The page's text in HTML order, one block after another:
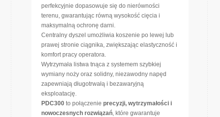
perfekcyjnie dopasowuje się do nierówności
terenu, gwarantując równą wysokość cięcia i
maksymalną ochronę darni.
Centralny dyszel umożliwia koszenie po lewej lub
prawej stronie ciągnika, zwiększając elastyczność i
komfort pracy operatora.
Wytrzymała listwa tnąca z systemem szybkiej
wymiany noży oraz solidny, niezawodny napęd
zapewniają długotrwałą i bezawaryjną
eksploatację.
PDC300 to połączenie precyzji, wytrzymałości i
nowoczesnych rozwiązań, które gwarantuje